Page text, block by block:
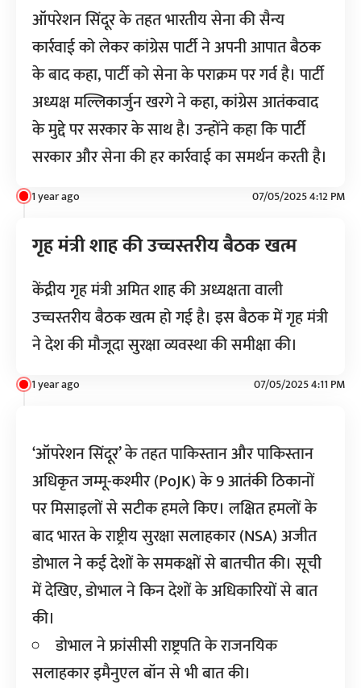
ऑपरेशन सिंदूर के तहत भारतीय सेना की सैन्य
कार्रवाई को लेकर कांग्रेस पार्टी ने अपनी आपात बैठक
के बाद कहा, पार्टी को सेना के पराक्रम पर गर्व है। पार्टी
अध्यक्ष मल्लिकार्जुन खरगे ने कहा, कांग्रेस आतंकवाद
के मुद्दे पर सरकार के साथ है। उन्होंने कहा कि पार्टी
सरकार और सेना की हर कार्रवाई का समर्थन करती है।
1 year ago 07/05/2025 4:12 PM
गृह मंत्री शाह की उच्चस्तरीय बैठक खत्म
केंद्रीय गृह मंत्री अमित शाह की अध्यक्षता वाली
उच्चस्तरीय बैठक खत्म हो गई है। इस बैठक में गृह मंत्री
ने देश की मौजूदा सुरक्षा व्यवस्था की समीक्षा की।
1 year ago 07/05/2025 4:11 PM
‘ऑपरेशन सिंदूर’ के तहत पाकिस्तान और पाकिस्तान
अधिकृत जम्मू-कश्मीर (PoJK) के 9 आतंकी ठिकानों
पर मिसाइलों से सटीक हमले किए। लक्षित हमलों के
बाद भारत के राष्ट्रीय सुरक्षा सलाहकार (NSA) अजीत
डोभाल ने कई देशों के समकक्षों से बातचीत की। सूची
में देखिए, डोभाल ने किन देशों के अधिकारियों से बात
की।
डोभाल ने फ्रांसीसी राष्ट्रपति के राजनयिक
सलाहकार इमैनुएल बॉन से भी बात की।